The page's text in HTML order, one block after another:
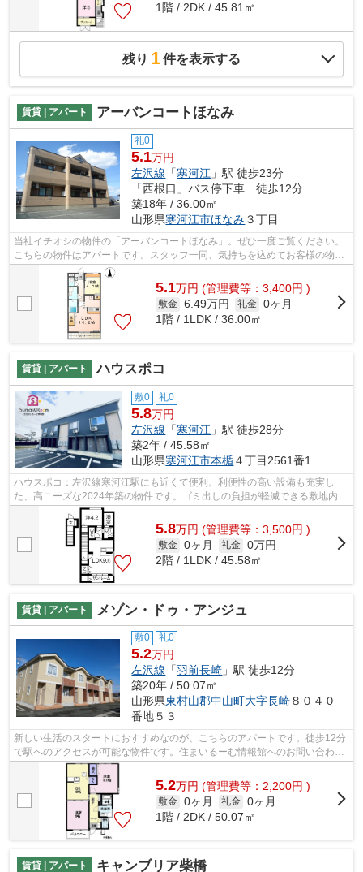
1階 / 2DK / 45.81㎡
残り 1件を表示する
賃貸 | アパート アーバンコートほなみ
礼0
5.1万円
左沢線 「寒河江 」駅 徒歩23分
「西根口」バス停下車 徒歩12分
築18年 / 36.00㎡
山形県寒河江市ほなみ３丁目
当社イチオシの物件の「アーバンコートほなみ」。ぜひ一度ご覧ください。
こちらの物件はアパートです。スタッフ一同、気持ちを込めてお客様の物件
探しのお手伝いを致します。賃貸情報...
5.1万円 (管理費等：3,400円 )
敷金 6.49万円 礼金 0ヶ月
1階 / 1LDK / 36.00㎡
賃貸 | アパート ハウスポコ
敷0 礼0
5.8万円
左沢線 「寒河江 」駅 徒歩28分
築2年 / 45.58㎡
山形県寒河江市本楯４丁目2561番1
ハウスポコ：左沢線寒河江駅にも近くて便利。利便性の高い設備も充実し
た、高ニーズな2024年築の物件です。ゴミ出しの負担が軽減できる敷地内ご
み置き場付き物件です。こちらの物件は...
5.8万円 (管理費等：3,500円 )
敷金 0ヶ月 礼金 0万円
2階 / 1LDK / 45.58㎡
賃貸 | アパート メゾン・ドゥ・アンジュ
敷0 礼0
5.2万円
左沢線 「羽前長崎 」駅 徒歩12分
築20年 / 50.07㎡
山形県東村山郡中山町大字長崎８０４０
番地５３
新しい生活のスタートにおすすめなのが、こちらのアパートです。徒歩12分
で駅へのアクセスが可能な物件です。住まいるーむ情報館へのお問い合わせ
は0237-86-6396へご連絡お願いします...
5.2万円 (管理費等：2,200円 )
敷金 0ヶ月 礼金 0ヶ月
1階 / 2DK / 50.07㎡
賃貸 | アパート キャンブリア柴橋